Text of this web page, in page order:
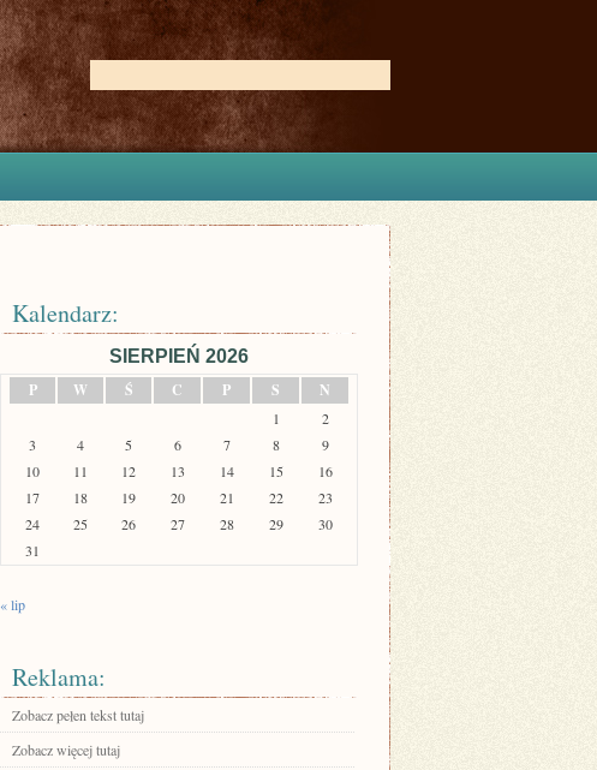
Kalendarz:
SIERPIEŃ 2026
P
W Ś C P S N
1
2
3
4 5 6 7 8
9
10
11 12 13 14 15
16
17
18 19 20 21 22
23
24
25 26 27 28 29
30
31
« lip
Reklama:
Zobacz pełen tekst tutaj
Zobacz więcej tutaj